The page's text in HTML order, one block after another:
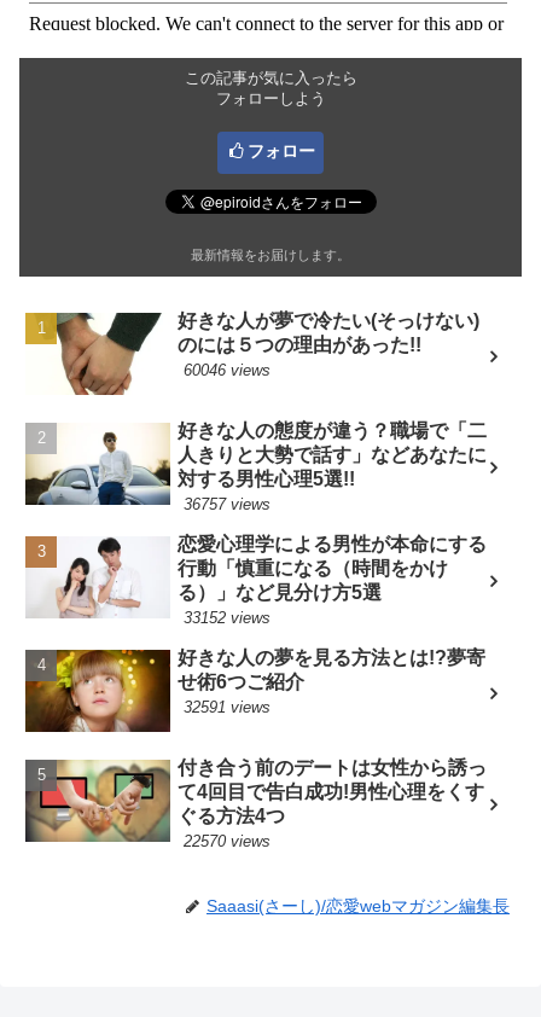
この記事が気に入ったら
フォローしよう
フォロー
最新情報をお届けします。
好きな人が夢で冷たい(そっけない)
のには５つの理由があった!!
60046 views
好きな人の態度が違う？職場で「二
人きりと大勢で話す」などあなたに
対する男性心理5選!!
36757 views
恋愛心理学による男性が本命にする
行動「慎重になる（時間をかけ
る）」など見分け方5選
33152 views
好きな人の夢を見る方法とは!?夢寄
せ術6つご紹介
32591 views
付き合う前のデートは女性から誘っ
て4回目で告白成功!男性心理をくす
ぐる方法4つ
22570 views
Saaasi(さーし)/恋愛webマガジン編集長